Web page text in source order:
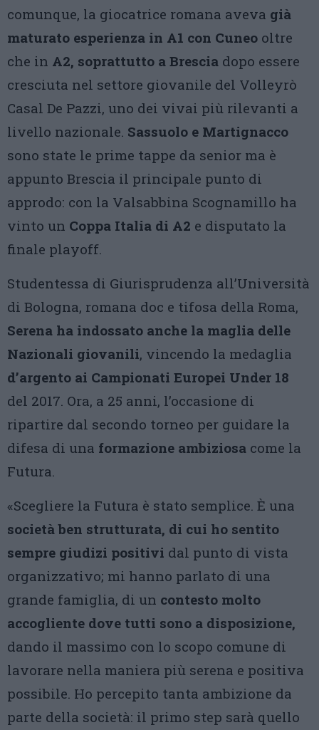
comunque, la giocatrice romana aveva già
maturato esperienza in A1 con Cuneo oltre
che in A2, soprattutto a Brescia dopo essere
cresciuta nel settore giovanile del Volleyrò
Casal De Pazzi, uno dei vivai più rilevanti a
livello nazionale. Sassuolo e Martignacco
sono state le prime tappe da senior ma è
appunto Brescia il principale punto di
approdo: con la Valsabbina Scognamillo ha
vinto un Coppa Italia di A2 e disputato la
finale playoff.
Studentessa di Giurisprudenza all’Università
di Bologna, romana doc e tifosa della Roma,
Serena ha indossato anche la maglia delle
Nazionali giovanili, vincendo la medaglia
d’argento ai Campionati Europei Under 18
del 2017. Ora, a 25 anni, l’occasione di
ripartire dal secondo torneo per guidare la
difesa di una formazione ambiziosa come la
Futura.
«Scegliere la Futura è stato semplice. È una
società ben strutturata, di cui ho sentito
sempre giudizi positivi dal punto di vista
organizzativo; mi hanno parlato di una
grande famiglia, di un contesto molto
accogliente dove tutti sono a disposizione,
dando il massimo con lo scopo comune di
lavorare nella maniera più serena e positiva
possibile. Ho percepito tanta ambizione da
parte della società: il primo step sarà quello